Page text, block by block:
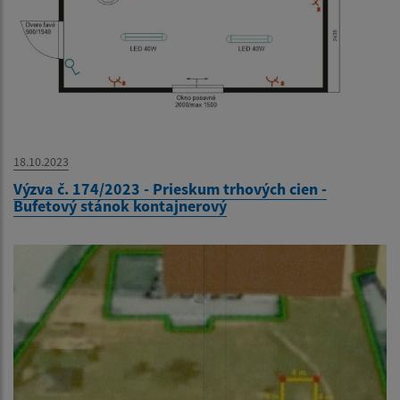
18.10.2023
Výzva č. 174/2023 - Prieskum trhových cien -
Bufetový stánok kontajnerový